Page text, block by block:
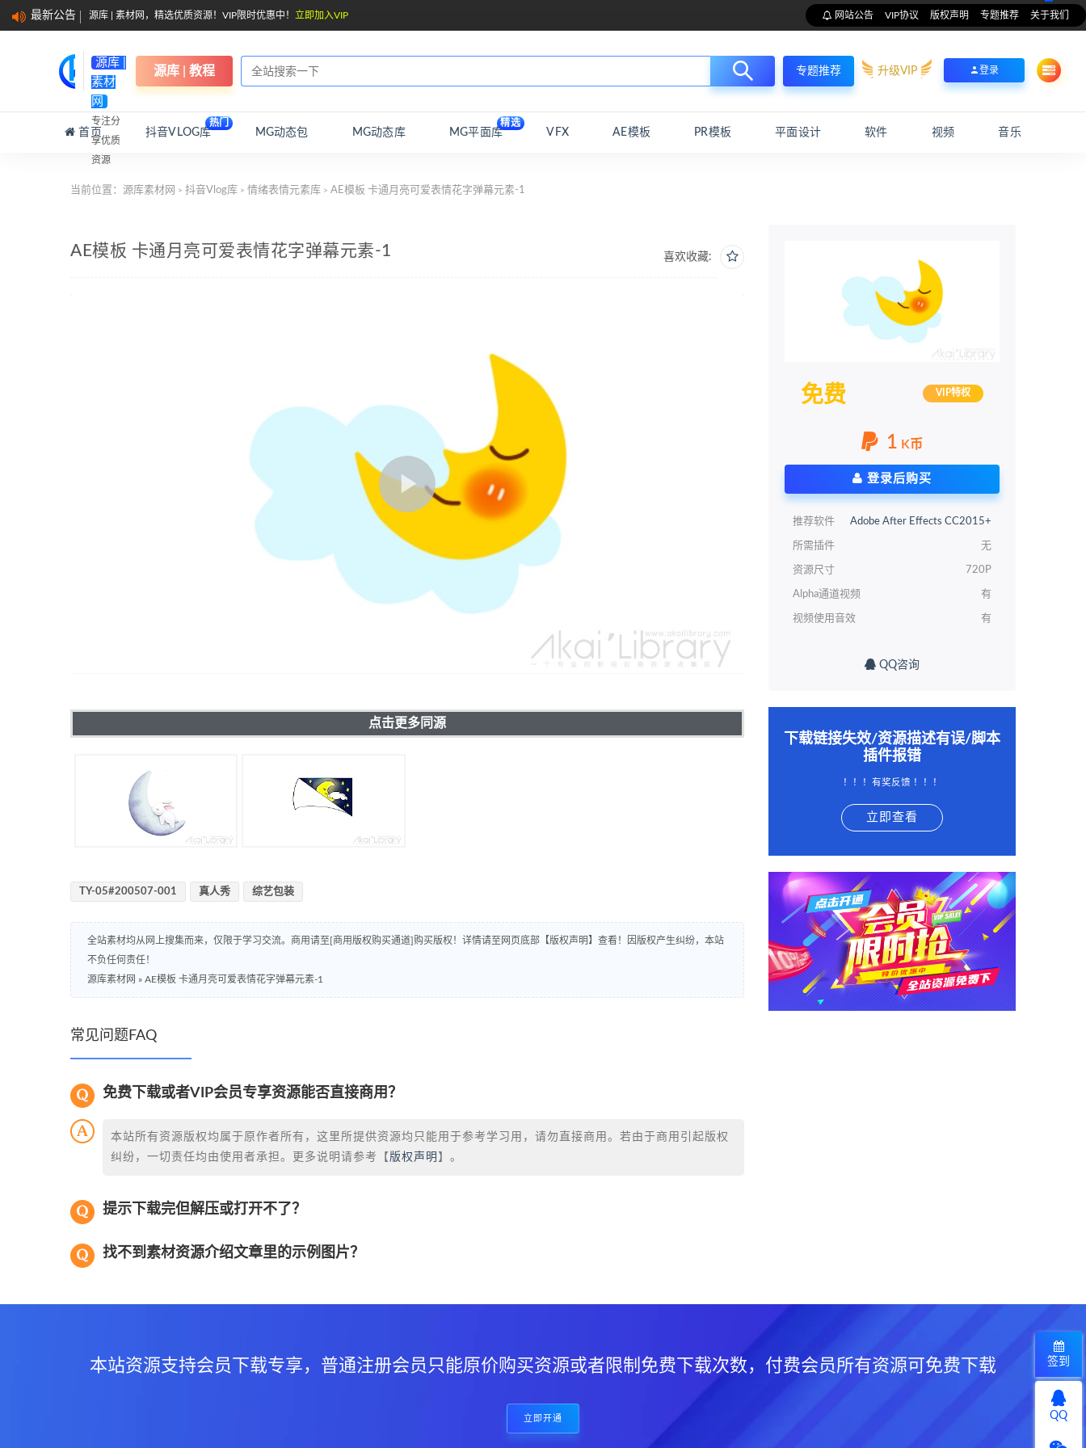
最新公告 源库 | 素材网，精选优质资源！VIP限时优惠中！ 立即加入VIP 网站公告 VIP协议 版权声明 专题推荐 关于我们
源库 |
素材
网
专注分
享优质
资源
源库 | 教程 专题推荐 升级VIP 登录
首页 抖音VLOG库
热门
MG动态包 MG动态库 MG平面库
精选
VFX AE模板 PR模板 平面设计 软件 视频 音乐
当前位置： 源库素材网 > 抖音Vlog库 > 情绪表情元素库 > AE模板 卡通月亮可爱表情花字弹幕元素-1
喜欢收藏:
AE模板 卡通月亮可爱表情花字弹幕元素-1
点击更多同源
TY-05#200507-001 真人秀 综艺包装
全站素材均从网上搜集而来，仅限于学习交流。商用请至[商用版权购买通道]购买版权！详情请至网页底部【版权声明】查看！因版权产生纠纷，本站
不负任何责任！
源库素材网 » AE模板 卡通月亮可爱表情花字弹幕元素-1
常见问题FAQ
免费下载或者VIP会员专享资源能否直接商用？
本站所有资源版权均属于原作者所有，这里所提供资源均只能用于参考学习用，请勿直接商用。若由于商用引起版权
纠纷，一切责任均由使用者承担。更多说明请参考【 版权声明 】。
提示下载完但解压或打开不了？
找不到素材资源介绍文章里的示例图片？
免费 VIP特权
1 K币
登录后购买
推荐软件 Adobe After Effects CC2015+
所需插件 无
资源尺寸 720P
Alpha通道视频 有
视频使用音效 有
QQ咨询
下载链接失效/资源描述有误/脚本
插件报错
！！！有奖反馈 ！！！
立即查看
本站资源支持会员下载专享，普通注册会员只能原价购买资源或者限制免费下载次数，付费会员所有资源可免费下载
立即开通
签到
QQ